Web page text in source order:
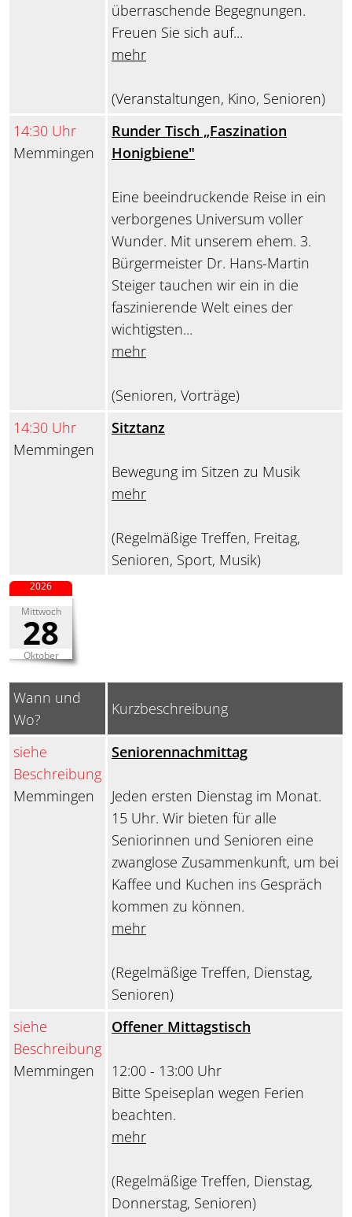
überraschende Begegnungen.
Freuen Sie sich auf...
mehr
(Veranstaltungen, Kino, Senioren)
14:30 Uhr
Memmingen
Runder Tisch „Faszination
Honigbiene"
Eine beeindruckende Reise in ein
verborgenes Universum voller
Wunder. Mit unserem ehem. 3.
Bürgermeister Dr. Hans-Martin
Steiger tauchen wir ein in die
faszinierende Welt eines der
wichtigsten...
mehr
(Senioren, Vorträge)
14:30 Uhr
Memmingen
Sitztanz
Bewegung im Sitzen zu Musik
mehr
(Regelmäßige Treffen, Freitag,
Senioren, Sport, Musik)
Mittwoch
28
Oktober
2026
Wann und
Wo?
Kurzbeschreibung
siehe
Beschreibung
Memmingen
Seniorennachmittag
Jeden ersten Dienstag im Monat.
15 Uhr. Wir bieten für alle
Seniorinnen und Senioren eine
zwanglose Zusammenkunft, um bei
Kaffee und Kuchen ins Gespräch
kommen zu können.
mehr
(Regelmäßige Treffen, Dienstag,
Senioren)
siehe
Beschreibung
Memmingen
Offener Mittagstisch
12:00 - 13:00 Uhr
Bitte Speiseplan wegen Ferien
beachten.
mehr
(Regelmäßige Treffen, Dienstag,
Donnerstag, Senioren)